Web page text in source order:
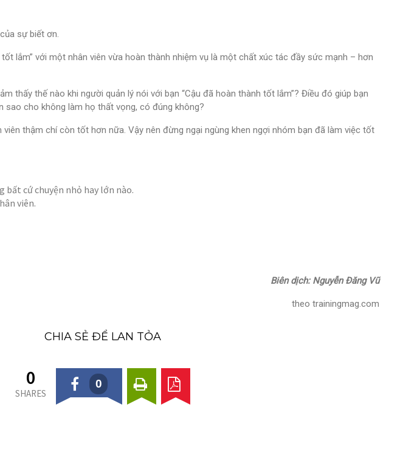
sự biết ơn.
tốt lắm” với một nhân viên vừa hoàn thành nhiệm vụ là một chất xúc tác đầy sức mạnh – hơn
thấy thế nào khi người quản lý nói với bạn “Cậu đã hoàn thành tốt lắm”? Điều đó giúp bạn
cho không làm họ thất vọng, có đúng không?
thậm chí còn tốt hơn nữa. Vậy nên đừng ngại ngùng khen ngợi nhóm bạn đã làm việc tốt
bất cứ chuyện nhỏ hay lớn nào.
viên.
Biên dịch: Nguyễn Đăng Vũ
theo trainingmag.com
CHIA SẺ ĐỂ LAN TỎA
0
SHARES
0